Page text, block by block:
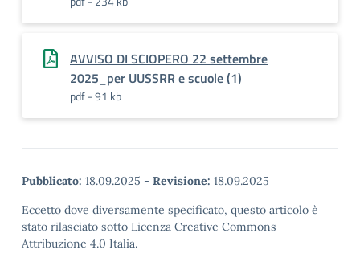
AVVISO DI SCIOPERO 22 settembre
2025_per UUSSRR e scuole (1)
pdf - 91 kb
Pubblicato: 18.09.2025 - Revisione: 18.09.2025
Eccetto dove diversamente specificato, questo articolo è
stato rilasciato sotto Licenza Creative Commons
Attribuzione 4.0 Italia.